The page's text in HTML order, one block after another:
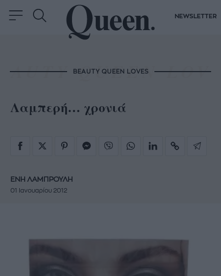
NEWSLETTER
BEAUTY QUEEN LOVES
Λαμπερή… χρονιά
ΕΝΗ ΛΑΜΠΡΟΥΛΗ
01 Ιανουαρίου 2012